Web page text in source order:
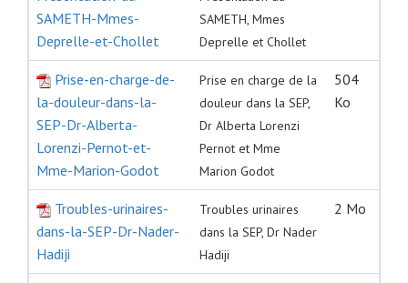
SAMETH-Mmes-
Deprelle-et-Chollet
SAMETH, Mmes
Deprelle et Chollet
Prise-en-charge-de-
la-douleur-dans-la-
SEP-Dr-Alberta-
Lorenzi-Pernot-et-
Mme-Marion-Godot
Prise en charge de la
douleur dans la SEP,
Dr Alberta Lorenzi
Pernot et Mme
Marion Godot
504
Ko
Troubles-urinaires-
dans-la-SEP-Dr-Nader-
Hadiji
Troubles urinaires
dans la SEP, Dr Nader
Hadiji
2 Mo